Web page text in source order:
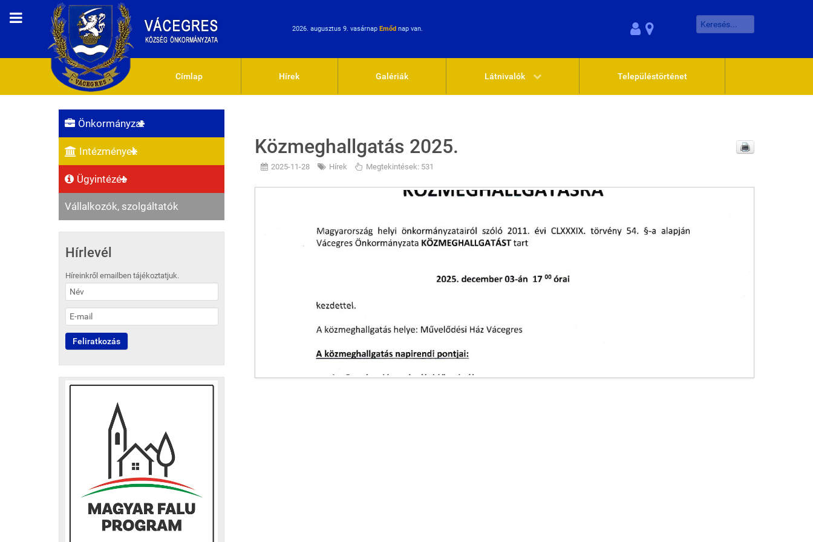
2026. augusztus 9. vasárnap Emőd nap van.
Címlap Hírek Galériák Látnivalók Településtörténet
Önkormányzat
Intézmények
Ügyintézés
Vállalkozók, szolgáltatók
Hírlevél
Híreinkről emailben tájékoztatjuk.
Közmeghallgatás 2025.
2025-11-28 Hírek Megtekintések: 531